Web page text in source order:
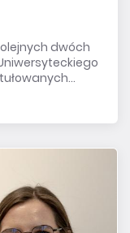
dwóch